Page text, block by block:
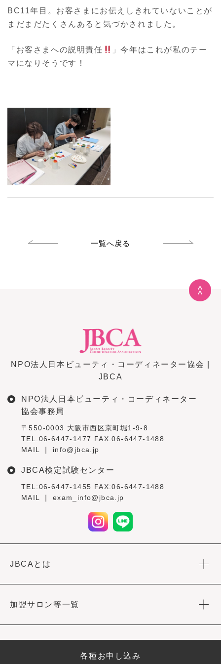
BC11年目。お客さまにお伝えしきれていないことが
まだまだたくさんあると気づかされました。
「お客さまへの説明責任
」今年はこれが私のテー
マになりそうです！
一覧へ戻る
NPO法人日本ビューティ・コーディネーター協会 |
JBCA
NPO法人日本ビューティ・コーディネーター
協会事務局
〒550-0003 大阪市西区京町堀1-9-8
TEL.06-6447-1477 FAX.06-6447-1488
MAIL ｜ info@jbca.jp
JBCA検定試験センター
TEL:06-6447-1455 FAX:06-6447-1488
MAIL ｜ exam_info@jbca.jp
JBCAとは
加盟サロン等一覧
各種お申し込み